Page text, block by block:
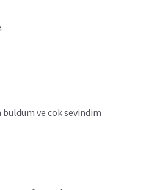
ve cok sevindim